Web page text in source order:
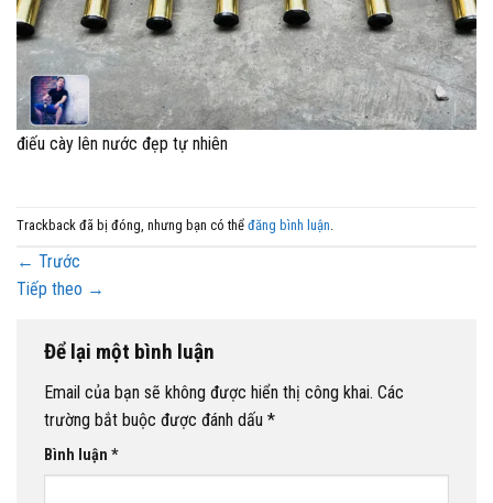
điếu cày lên nước đẹp tự nhiên
Trackback đã bị đóng, nhưng bạn có thể đăng bình luận
← Trước
Tiếp theo →
Để lại một bình luận
Email của bạn sẽ không được hiển thị công khai. Các
trường bắt buộc được đánh dấu *
Bình luận *